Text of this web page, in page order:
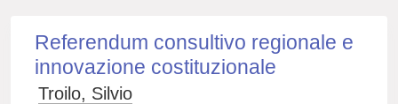
Referendum consultivo regionale e
innovazione costituzionale
Troilo, Silvio